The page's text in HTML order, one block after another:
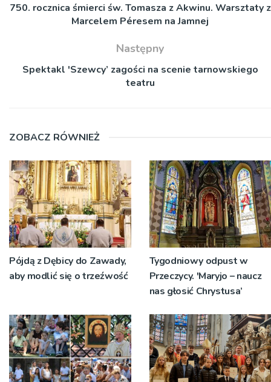
750. rocznica śmierci św. Tomasza z Akwinu. Warsztaty z
Marcelem Péresem na Jamnej
Następny
Spektakl 'Szewcy’ zagości na scenie tarnowskiego
teatru
ZOBACZ RÓWNIEŻ
Pójdą z Dębicy do Zawady,
aby modlić się o trzeźwość
Tygodniowy odpust w
Przeczycy. 'Maryjo – naucz
nas głosić Chrystusa’